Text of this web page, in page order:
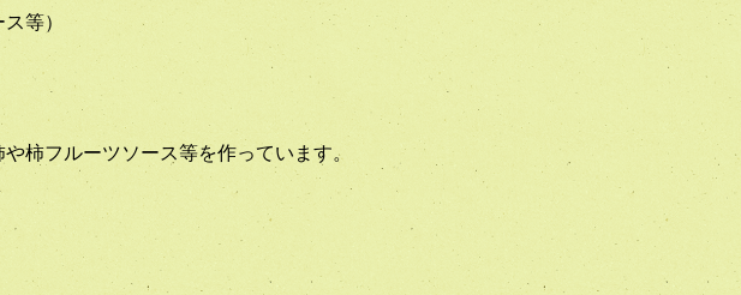
等）
柿フルーツソース等を作っています。